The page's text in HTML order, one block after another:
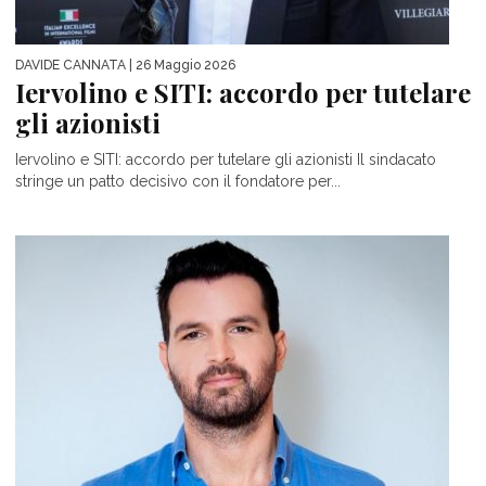
DAVIDE CANNATA | 26 Maggio 2026
Iervolino e SITI: accordo per tutelare
gli azionisti
Iervolino e SITI: accordo per tutelare gli azionisti Il sindacato
stringe un patto decisivo con il fondatore per...